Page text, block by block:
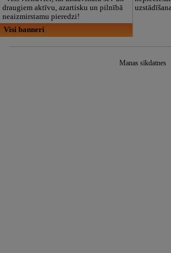
draugiem aktīvu, azartisku un pilnībā
neaizmirstamu pieredzi!
Visi banneri
Manas sīkdatnes